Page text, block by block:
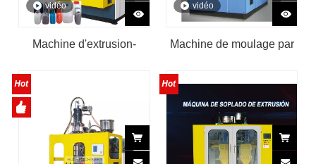
vidéo
Machine d'extrusion-
vidéo
Machine de moulage par
bouteilles en plastique
HDPE de 5 litres